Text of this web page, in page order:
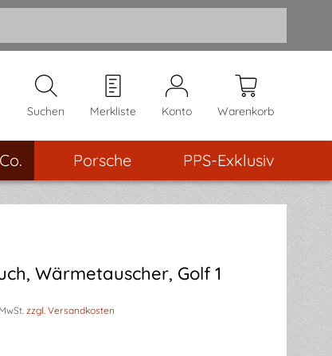
Suchen Merkliste Konto Warenkorb
Porsche PPS-Exklusiv
Wärmetauscher, Golf 1
zzgl. Versandkosten